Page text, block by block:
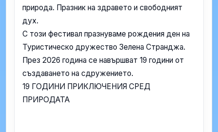
природа. Празник на здравето и свободният
дух.
С този фестивал празнуваме рождения ден на
Туристическо дружество Зелена Странджа.
През 2026 година се навършват 19 години от
създаването на сдружението.
19 ГОДИНИ ПРИКЛЮЧЕНИЯ СРЕД
ПРИРОДАТА